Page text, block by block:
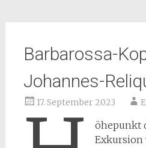
Barbarossa-
Johannes-
17. September 2023
öhepunkt
Exkursion